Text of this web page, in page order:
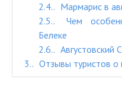
2.4.
Мармарис в
2.5.
Чем
Белеке
2.6.
Августовский
3.
Отзывы туристов о